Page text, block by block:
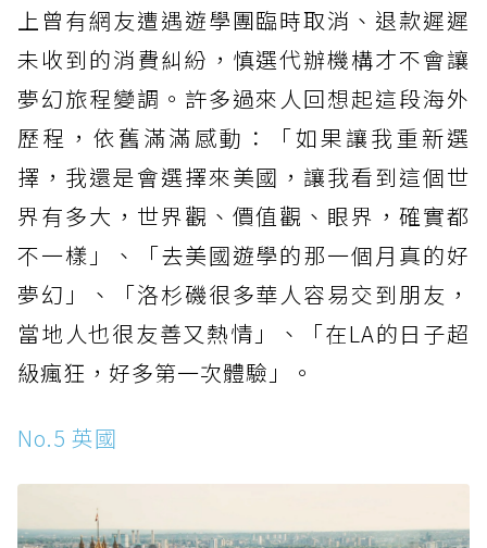
上曾有網友遭遇遊學團臨時取消、退款遲遲
未收到的消費糾紛，慎選代辦機構才不會讓
夢幻旅程變調。許多過來人回想起這段海外
歷程，依舊滿滿感動：「如果讓我重新選
擇，我還是會選擇來美國，讓我看到這個世
界有多大，世界觀、價值觀、眼界，確實都
不一樣」、「去美國遊學的那一個月真的好
夢幻」、「洛杉磯很多華人容易交到朋友，
當地人也很友善又熱情」、「在LA的日子超
級瘋狂，好多第一次體驗」。
No.5 英國